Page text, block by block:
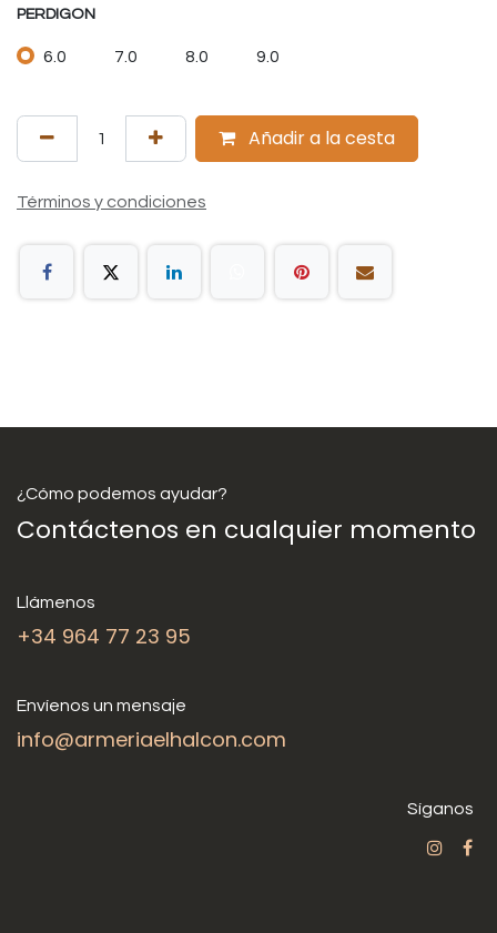
PERDIGON
6.0 7.0 8.0 9.0
Añadir a la cesta
Términos y condiciones
¿Cómo podemos ayudar?
Contáctenos en cualquier momento
Llámenos
+34 964 77 23 95
Envíenos un mensaje
info@armeriaelhalcon.com
Síganos